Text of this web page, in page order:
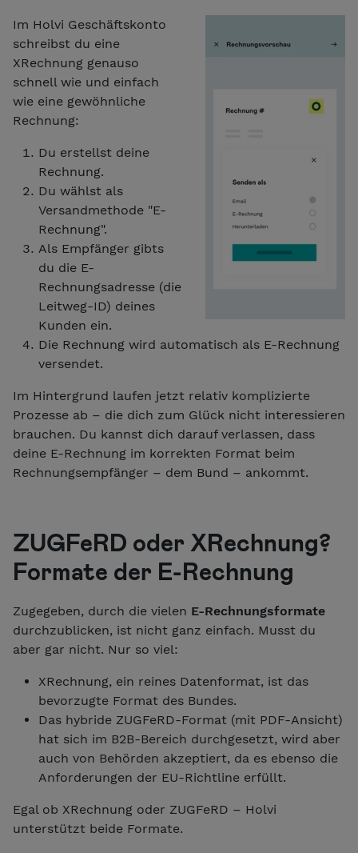
Im Holvi Geschäftskonto
schreibst du eine
XRechnung genauso
schnell wie und einfach
wie eine gewöhnliche
Rechnung:
Du erstellst deine
Rechnung.
Du wählst als
Versandmethode "E-
Rechnung".
Als Empfänger gibts
du die E-
Rechnungsadresse (die
Leitweg-ID) deines
Kunden ein.
Die Rechnung wird automatisch als E-Rechnung
versendet.
Im Hintergrund laufen jetzt relativ komplizierte
Prozesse ab – die dich zum Glück nicht interessieren
brauchen. Du kannst dich darauf verlassen, dass
deine E-Rechnung im korrekten Format beim
Rechnungsempfänger – dem Bund – ankommt.
ZUGFeRD oder XRechnung?
Formate der E-Rechnung
Zugegeben, durch die vielen E-Rechnungsformate
durchzublicken, ist nicht ganz einfach. Musst du
aber gar nicht. Nur so viel:
XRechnung, ein reines Datenformat, ist das
bevorzugte Format des Bundes.
Das hybride ZUGFeRD-Format (mit PDF-Ansicht)
hat sich im B2B-Bereich durchgesetzt, wird aber
auch von Behörden akzeptiert, da es ebenso die
Anforderungen der EU-Richtline erfüllt.
Egal ob XRechnung oder ZUGFeRD – Holvi
unterstützt beide Formate.